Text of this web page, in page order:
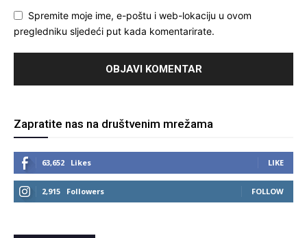
Spremite moje ime, e-poštu i web-lokaciju u ovom
pregledniku sljedeći put kada komentarirate.
Zapratite nas na društvenim mrežama
63,652 Likes LIKE
2,915 Followers FOLLOW